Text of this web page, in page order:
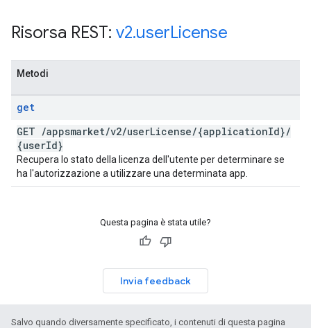
Risorsa REST: v2.userLicense
Metodi
get
GET /appsmarket/v2/userLicense/{applicationId}/
{userId}
Recupera lo stato della licenza dell'utente per determinare se
ha l'autorizzazione a utilizzare una determinata app.
Questa pagina è stata utile?
Invia feedback
Salvo quando diversamente specificato, i contenuti di questa pagina